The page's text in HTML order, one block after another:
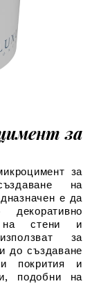
за
за
на
е да
на стени и
за
до създаване
покрития и
подобни на